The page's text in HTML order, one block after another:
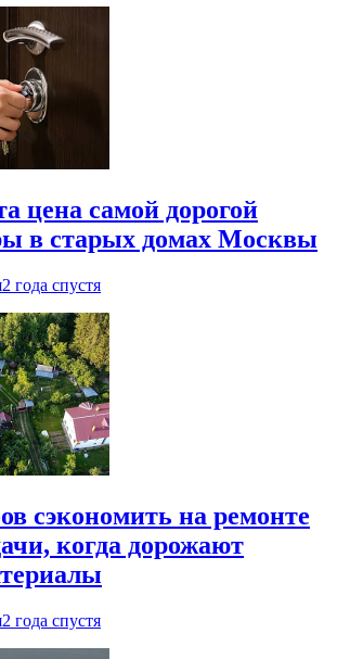
цена самой дорогой
в старых домах Москвы
2 года спустя
сэкономить на ремонте
когда дорожают
2 года спустя